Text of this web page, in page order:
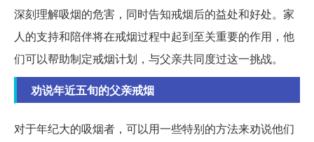
深刻理解吸烟的危害，同时告知戒烟后的益处和好处。家
人的支持和陪伴将在戒烟过程中起到至关重要的作用，他
们可以帮助制定戒烟计划，与父亲共同度过这一挑战。
劝说年近五旬的父亲戒烟
对于年纪大的吸烟者，可以用一些特别的方法来劝说他们